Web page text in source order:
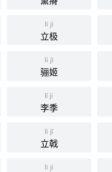
lì jí
立极
lí jī
骊姬
lǐ jì
李季
lì jǐ
立戟
lì jí